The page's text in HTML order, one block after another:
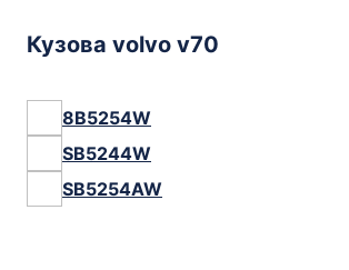
Кузова volvo v70
8B5254W
SB5244W
SB5254AW